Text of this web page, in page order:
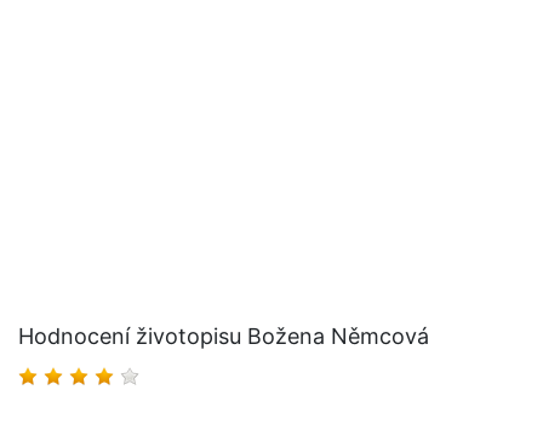
Hodnocení životopisu Božena Němcová